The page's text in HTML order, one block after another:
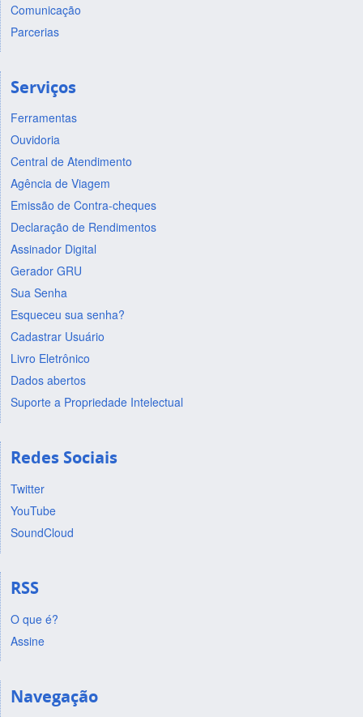
Comunicação
Parcerias
Serviços
Ferramentas
Ouvidoria
Central de Atendimento
Agência de Viagem
Emissão de Contra-cheques
Declaração de Rendimentos
Assinador Digital
Gerador GRU
Sua Senha
Esqueceu sua senha?
Cadastrar Usuário
Livro Eletrônico
Dados abertos
Suporte a Propriedade Intelectual
Redes Sociais
Twitter
YouTube
SoundCloud
RSS
O que é?
Assine
Navegação